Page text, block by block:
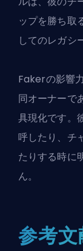
ップを勝ち取
してのレガシ
Fakerの影響
同オーナーで
具現化です。
呼したり、チ
たりする時に
ん。
参考